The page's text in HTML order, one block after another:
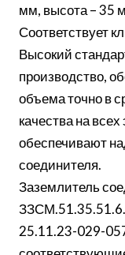
мм, высота – 35
Соответствует
Высокий
производство,
объема точно в
качества на
обеспечивают
соединителя.
Заземлитель
25.11.23-029-